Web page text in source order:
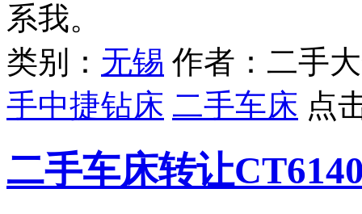
系我。
类别： 无锡 作者：二手
手中捷钻床 二手车床 点
二手车床转让